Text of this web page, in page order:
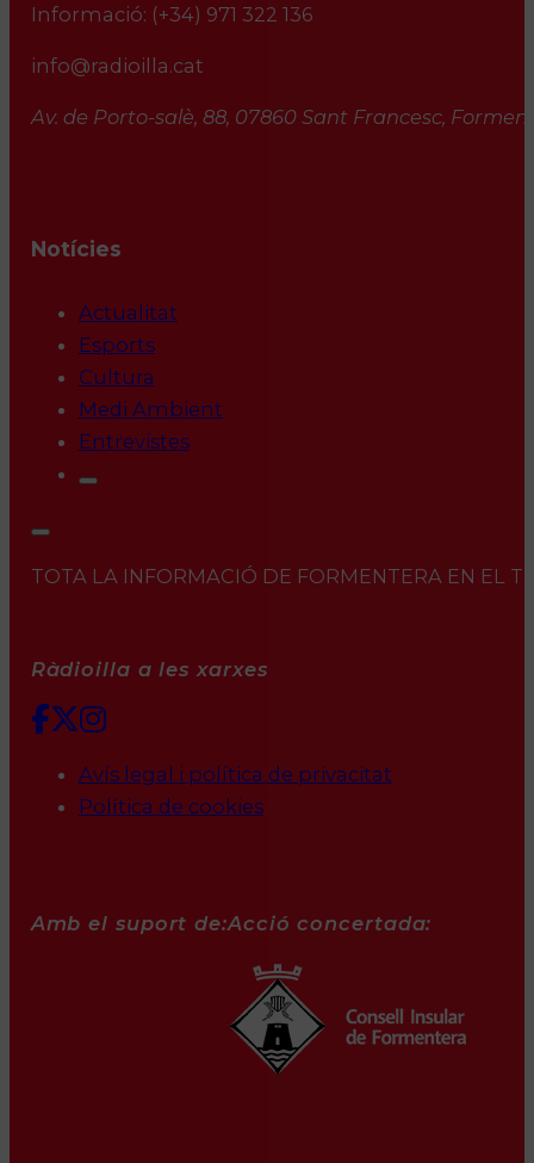
Informació: (+34) 971 322 136
info@radioilla.cat
Av. de Porto-salè, 88, 07860 Sant Francesc,
Notícies
Actualitat
Esports
Cultura
Medi Ambient
Entrevistes
TOTA LA INFORMACIÓ DE FORMENTERA EN EL
Ràdioilla a les xarxes
Avís legal i política de privacitat
Política de cookies
Amb el suport de:Acció concertada: